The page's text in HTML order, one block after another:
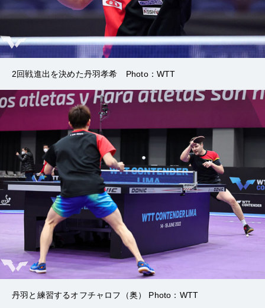
2回戦進出を決めた丹羽孝希 Photo：WTT
丹羽と練習するオフチャロフ（奥） Photo：WTT